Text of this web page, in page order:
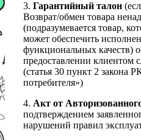
3. Гарантийный талон
Возврат/обмен товара
(подразумевается товар,
может обеспечить
функциональных качеств)
предоставлении клиентом
(статья 30 пункт 2 закона
потребителя»)
4. Акт от
подтверждением
нарушений правил